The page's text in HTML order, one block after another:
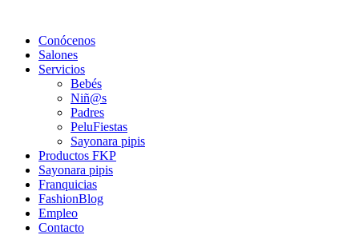
Conócenos
Salones
Servicios
Bebés
Niñ@s
Padres
PeluFiestas
Sayonara pipis
Productos FKP
Sayonara pipis
Franquicias
FashionBlog
Empleo
Contacto